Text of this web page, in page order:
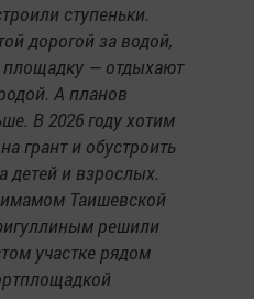
ступеньки.
дорогой за водой,
площадку — отдыхают
А планов
В 2026 году хотим
грант и обустроить
детей и взрослых.
Таишевской
решили
участке рядом